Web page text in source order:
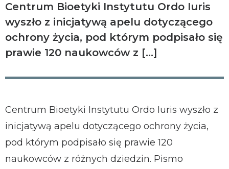
Centrum Bioetyki Instytutu Ordo Iuris
wyszło z inicjatywą apelu dotyczącego
ochrony życia, pod którym podpisało się
prawie 120 naukowców z […]
Centrum Bioetyki Instytutu Ordo Iuris wyszło z
inicjatywą apelu dotyczącego ochrony życia,
pod którym podpisało się prawie 120
naukowców z różnych dziedzin. Pismo